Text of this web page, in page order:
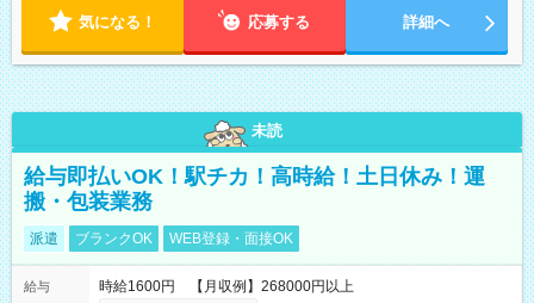
気になる！ 応募する 詳細へ
未読
給与即払いOK！駅チカ！高時給！土日休み！運
搬・包装業務
派遣 ブランクOK WEB登録・面接OK
給与
時給1600円 【月収例】268000円以上